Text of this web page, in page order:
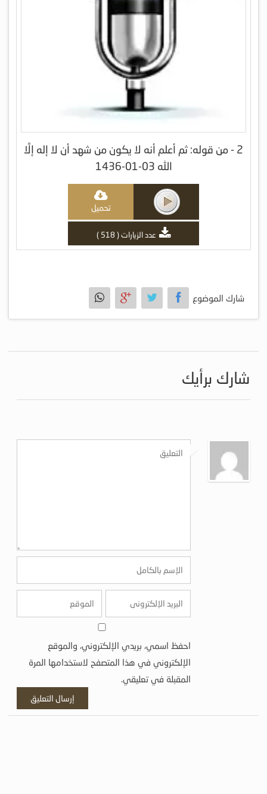
2 - من قوله: ثم أعلم أنه لا يكون من شهد أن لا إله إلَّا
الله 03-01-1436
تحميل
عدد الزيارات ( 518 )
شارك الموضوع
شارك برأيك
احفظ اسمي، بريدي الإلكتروني، والموقع
الإلكتروني في هذا المتصفح لاستخدامها المرة
المقبلة في تعليقي.